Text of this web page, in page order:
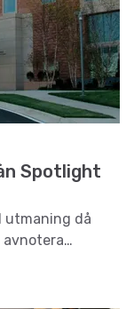
Spotlight
utmaning då